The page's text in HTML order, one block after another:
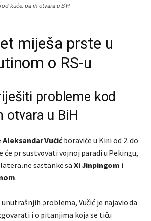
kuće, pa ih otvara u BiH
miješa prste u
o RS-u
probleme kod
otvara u BiH
Aleksandar Vučićboraviće u Kini od 2. do
će prisustvovati vojnoj paradi u Pekingu,
sastanke sa Xi Jinpingom i
.
problema, Vučić je najavio da
i o pitanjima koja se tiču